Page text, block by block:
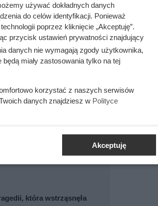
i migdałami to idealna i
lat 80.
która wstrząsnęła
używać dokładnych danych
do celów identyfikacji. Ponieważ
poprzez kliknięcie „Akceptuję”.
przycisk ustawień prywatności znajdujący
danych nie wymagają zgody użytkownika,
miały zastosowania tylko na tej
korzystać z naszych serwisów
danych znajdziesz w Polityce
Akceptuję